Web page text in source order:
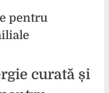
pentru
curată și